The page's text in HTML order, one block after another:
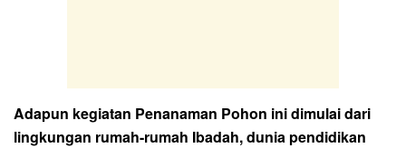
Adapun kegiatan Penanaman Pohon ini dimulai dari
lingkungan rumah-rumah Ibadah, dunia pendidikan